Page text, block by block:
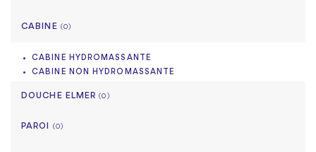
CABINE (0)
CABINE HYDROMASSANTE
CABINE NON HYDROMASSANTE
DOUCHE ELMER(0)
PAROI (0)